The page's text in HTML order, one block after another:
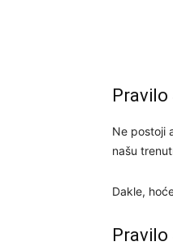
Pravilo
Ne postoji
našu
Dakle,
Pravilo